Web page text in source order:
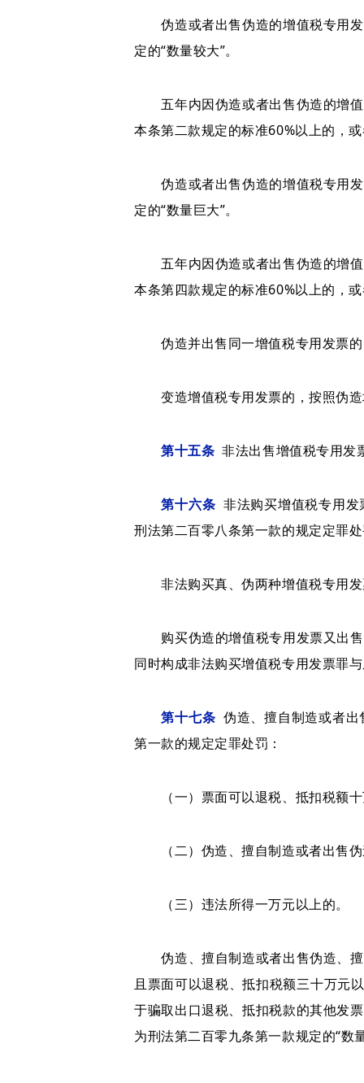
伪造或者出售伪造的增值税专用发
定的“数量较大”。
五年内因伪造或者出售伪造的增值
本条第二款规定的标准60%以上的，
伪造或者出售伪造的增值税专用发
定的“数量巨大”。
五年内因伪造或者出售伪造的增值
本条第四款规定的标准60%以上的，
伪造并出售同一增值税专用发票的
变造增值税专用发票的，按照伪造
第十五条 非法出售增值税专用发
第十六条 非法购买增值税专用
刑法第二百零八条第一款的规定定罪
非法购买真、伪两种增值税专用发
购买伪造的增值税专用发票又出售
同时构成非法购买增值税专用发票罪
第十七条 伪造、擅自制造或者
第一款的规定定罪处罚：
（一）票面可以退税、抵扣税额十
（二）伪造、擅自制造或者出售伪
（三）违法所得一万元以上的。
伪造、擅自制造或者出售伪造、擅
且票面可以退税、抵扣税额三十万元
于骗取出口退税、抵扣税款的其他发
为刑法第二百零九条第一款规定的“数